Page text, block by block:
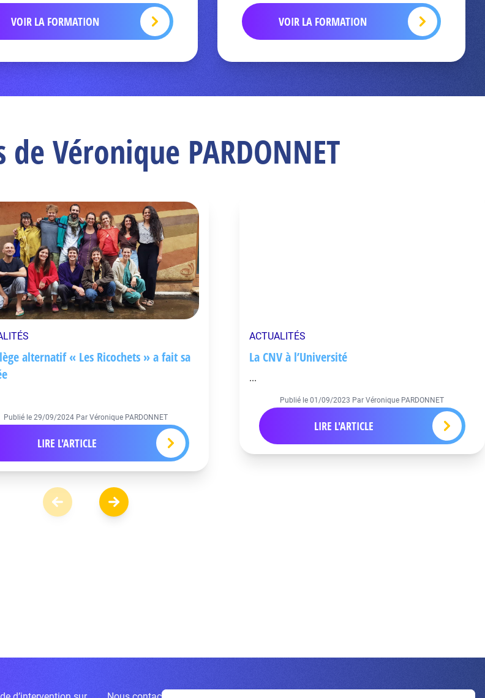
VOIR LA FORMATION VOIR LA FORMATION
Véronique PARDONNET
alternatif « Les Ricochets » a fait sa
Publié le 29/09/2024 Par Véronique PARDONNET
LIRE L'ARTICLE
ACTUALITÉS
La CNV à l’Université
...
Publié le01/09/2023 Par Véronique PARDONNET
LIRE L'ARTICLE